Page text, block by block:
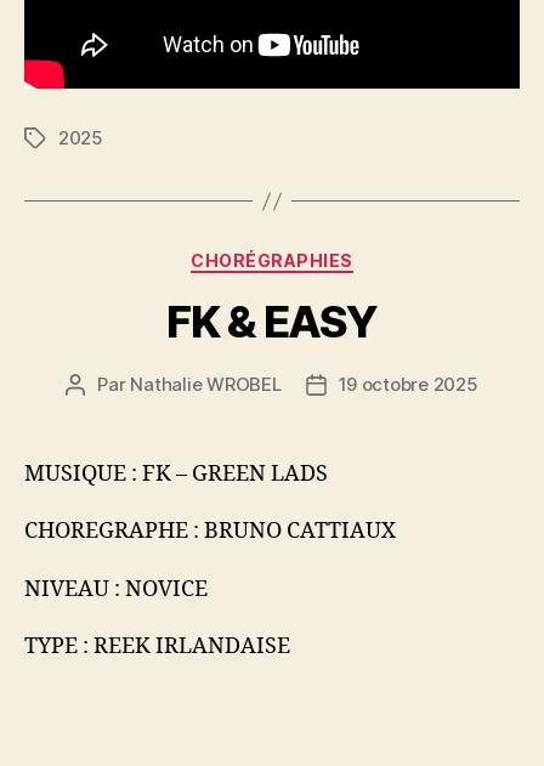
Étiquettes
2025
Catégories
CHORÉGRAPHIES
FK & EASY
Auteur
Par Nathalie WROBEL
Date19 octobre 2025
MUSIQUE : FK – GREEN LADS
CHOREGRAPHE : BRUNO CATTIAUX
NIVEAU : NOVICE
TYPE : REEK IRLANDAISE